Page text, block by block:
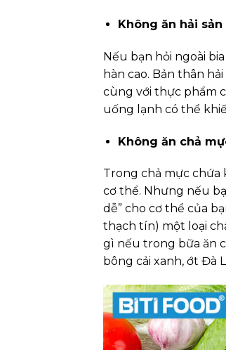
Không ăn hải
Nếu bạn hỏi ngoài
hàn cao. Bản thân
cùng với thực phẩm
uống lạnh có thể
Không ăn chả
Trong chả mực chứa
cơ thể. Nhưng nếu
dễ” cho cơ thể của
thạch tín) một loại
gì nếu trong bữa ăn
bông cải xanh, ớt Đà